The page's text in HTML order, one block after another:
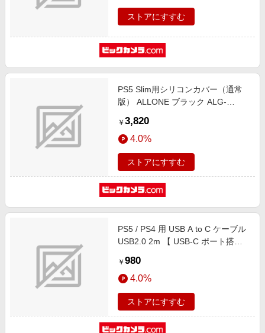
ストアにすすむ
PS5 Slim用シリコンカバー（通常
版） ALLONE ブラック ALG-
￥ 3,820
4.0%
ストアにすすむ
PS5 / PS4 用 USB A to C ケーブル
USB2.0 2m 【 USB-C ポート搭載
等対応 】 転送 充電ケーブル ホワ
イト ホワイト GM-AC20WH
￥ 980
4.0%
ストアにすすむ